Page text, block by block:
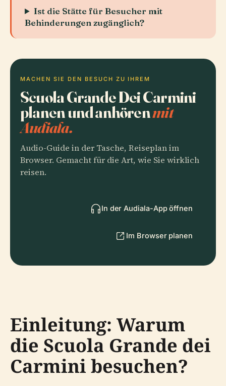
Ist die Stätte für Besucher mit
Behinderungen zugänglich?
MACHEN SIE DEN BESUCH ZU IHREM
Scuola Grande Dei Carmini
planen und anhörenmit
Audiala.
Audio-Guide in der Tasche, Reiseplan im
Browser. Gemacht für die Art, wie Sie wirklich
reisen.
In der Audiala-App öffnen
Im Browser planen
Einleitung: Warum
die Scuola Grande dei
Carmini besuchen?